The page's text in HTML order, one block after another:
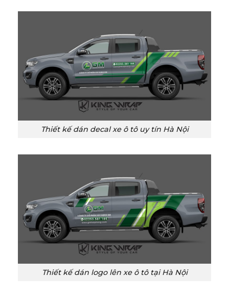
Thiết kế dán decal xe ô tô uy tín Hà Nội
Thiết kế dán logo lên xe ô tô tại Hà Nội